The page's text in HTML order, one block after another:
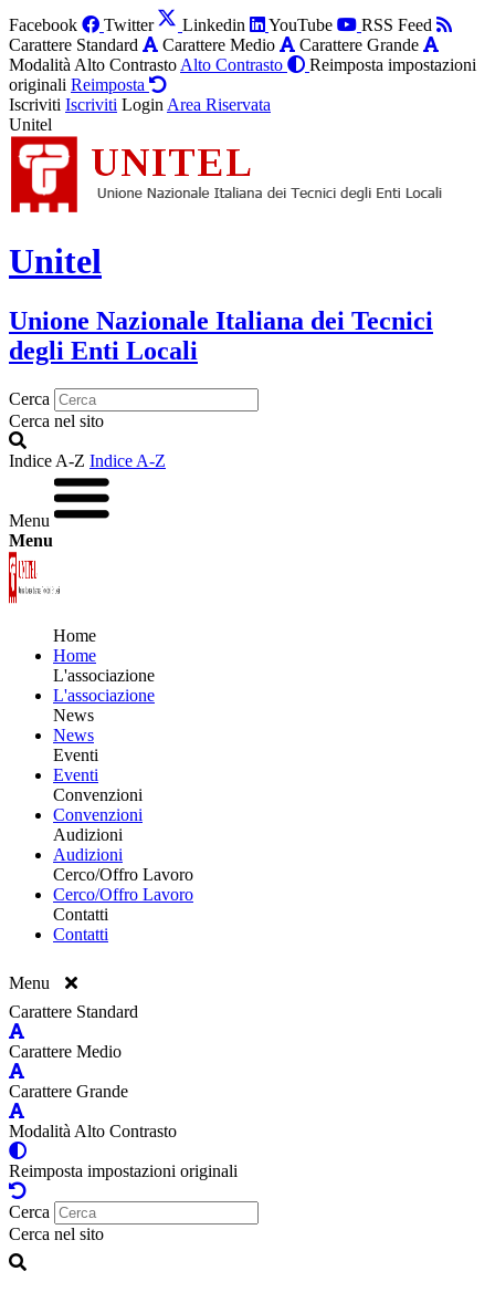
Facebook Twitter Linkedin YouTube
RSS Feed
Carattere Standard
Carattere Medio
Carattere Grande
Modalità Alto Contrasto Alto Contrasto
Reimposta impostazioni
originali Reimposta
Iscriviti Iscriviti Login Area Riservata
Unitel
Unitel
Unione Nazionale Italiana dei Tecnici
degli Enti Locali
Cerca
Cerca nel sito
Indice A-Z Indice A-Z
Menu
Menu
Home
Home
L'associazione
L'associazione
News
News
Eventi
Eventi
Convenzioni
Convenzioni
Audizioni
Audizioni
Cerco/Offro Lavoro
Cerco/Offro Lavoro
Contatti
Contatti
Menu
Carattere Standard
Carattere Medio
Carattere Grande
Modalità Alto Contrasto
Reimposta impostazioni originali
Cerca
Cerca nel sito